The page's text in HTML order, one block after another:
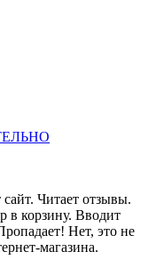
Читает отзывы.
в корзину. Вводит
Нет, это не
магазина.